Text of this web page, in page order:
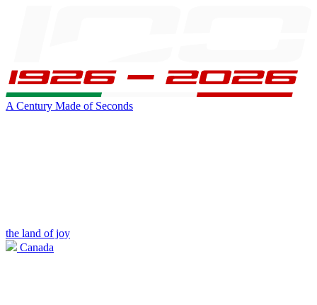
A Century Made of Seconds
the land of joy
Canada